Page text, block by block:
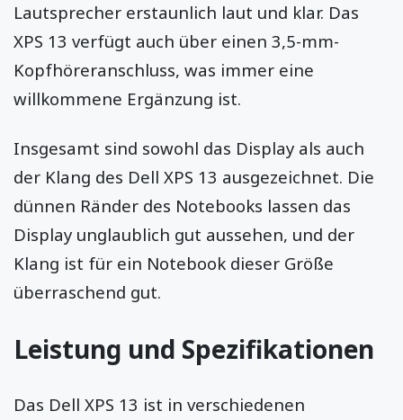
Lautsprecher erstaunlich laut und klar. Das
XPS 13 verfügt auch über einen 3,5-mm-
Kopfhöreranschluss, was immer eine
willkommene Ergänzung ist.
Insgesamt sind sowohl das Display als auch
der Klang des Dell XPS 13 ausgezeichnet. Die
dünnen Ränder des Notebooks lassen das
Display unglaublich gut aussehen, und der
Klang ist für ein Notebook dieser Größe
überraschend gut.
Leistung und Spezifikationen
Das Dell XPS 13 ist in verschiedenen